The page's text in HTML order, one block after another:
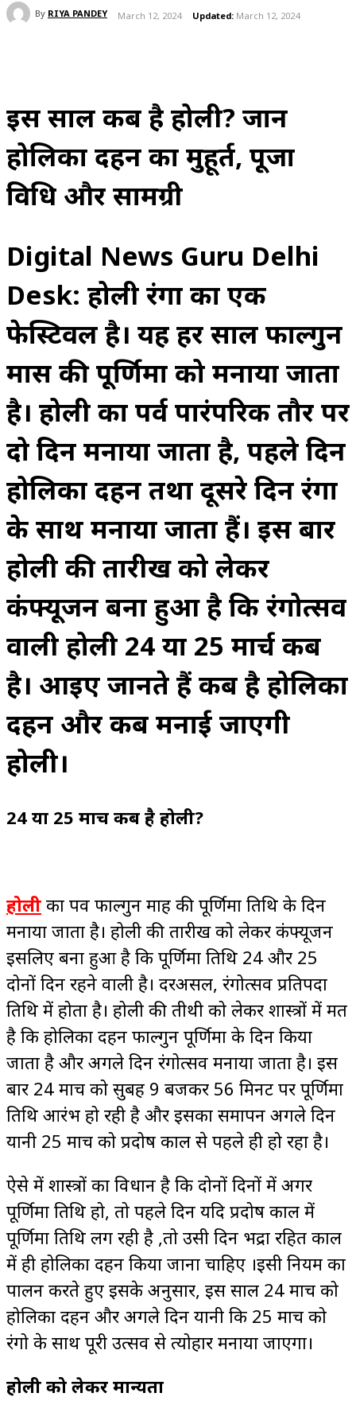
By RIYA PANDEY March 12, 2024 Updated: March 12, 2024
इस साल कब है होली? जानें
होलिका दहन का मुहूर्त, पूजा
विधि और सामग्री
Digital News Guru Delhi
Desk: होली रंगों का एक
फेस्टिवल है। यह हर साल फाल्गुन
मास की पूर्णिमा को मनाया जाता
है। होली का पर्व पारंपरिक तौर पर
दो दिन मनाया जाता है, पहले दिन
होलिका दहन तथा दूसरे दिन रंगों
के साथ मनाया जाता हैं। इस बार
होली की तारीख को लेकर
कंफ्यूजन बना हुआ है कि रंगोत्सव
वाली होली 24 या 25 मार्च कब
है। आइए जानते हैं कब है होलिका
दहन और कब मनाई जाएगी
होली।
24 या 25 मार्च कब है होली?
होली का पर्व फाल्गुन माह की पूर्णिमा तिथि के दिन
मनाया जाता है। होली की तारीख को लेकर कंफ्यूजन
इसलिए बना हुआ है कि पूर्णिमा तिथि 24 और 25
दोनों दिन रहने वाली है। दरअसल, रंगोत्सव प्रतिपदा
तिथि में होता है। होली की तीथी को लेकर शास्त्रों में मत
है कि होलिका दहन फाल्गुन पूर्णिमा के दिन किया
जाता है और अगले दिन रंगोत्सव मनाया जाता है। इस
बार 24 मार्च को सुबह 9 बजकर 56 मिनट पर पूर्णिमा
तिथि आरंभ हो रही है और इसका समापन अगले दिन
यानी 25 मार्च को प्रदोष काल से पहले ही हो रहा है।
ऐसे में शास्त्रों का विधान है कि दोनों दिनों में अगर
पूर्णिमा तिथि हो, तो पहले दिन यदि प्रदोष काल में
पूर्णिमा तिथि लग रही है ,तो उसी दिन भद्रा रहित काल
में ही होलिका दहन किया जाना चाहिए ।इसी नियम का
पालन करते हुए इसके अनुसार, इस साल 24 मार्च को
होलिका दहन और अगले दिन यानी कि 25 मार्च को
रंगो के साथ पूरी उत्सव से त्योहार मनाया जाएगा।
होली को लेकर मान्यता